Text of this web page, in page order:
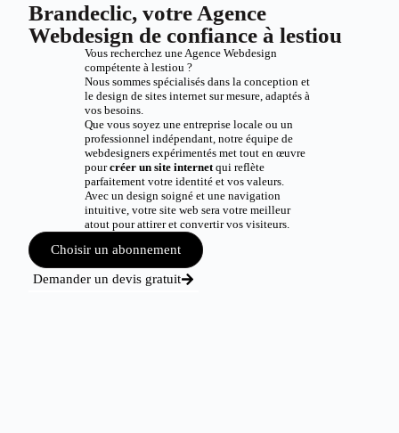
Brandeclic, votre Agence
Webdesign de confiance à lestiou
Vous recherchez une Agence Webdesign
compétente à lestiou ?
Nous sommes spécialisés dans la conception et
le design de sites internet sur mesure, adaptés à
vos besoins.
Que vous soyez une entreprise locale ou un
professionnel indépendant, notre équipe de
webdesigners expérimentés met tout en œuvre
pourcréer un site internetqui reflète
parfaitement votre identité et vos valeurs.
Avec un design soigné et une navigation
intuitive, votre site web sera votre meilleur
atout pour attirer et convertir vos visiteurs.
Choisir un abonnement
Demander un devis gratuit